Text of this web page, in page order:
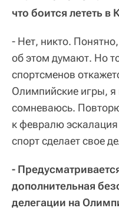
что боится лететь в
- Нет, никто.
об этом думают. Но
спортсменов
Олимпийские игры, я
сомневаюсь.
к февралю
спорт сделает свое
-
дополнительная
делегации на